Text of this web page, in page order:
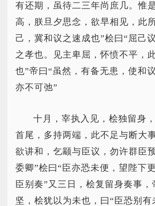
有还期，虽待二三年尚庶几。惟
高，朕旦夕思念，欲早相见，此
己，冀和议之速成也”桧曰“屈己
之孝也。见主卑屈，怀愤不平，
也”帝曰“虽然，有备无患，使和
亦不可弛”
十月，宰执入见，桧独留身
首尾，多持两端，此不足与断大
欲讲和，乞颛与臣议，勿许群臣
委卿”桧曰“臣亦恐未便，望陛下
臣别奏”又三日，桧复留身奏事，
坚，桧犹以为未也，曰“臣恐别有